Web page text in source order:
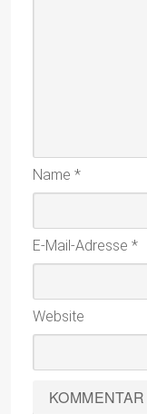
Name *
E-Mail-Adresse *
Website